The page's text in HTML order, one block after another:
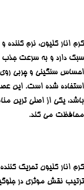
کرم انار کلیون، نرم
سبک دارد و به سرعت جذب
احساس سنگینی و چربی روی
استفاده شده است. این
باشد، یکی از اصلی ترین
محافظت می کند.
کرم انار کلیون تحریک
ترتیب نقش موثری در